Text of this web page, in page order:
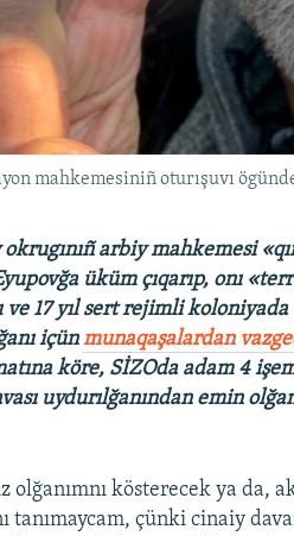
mahkemesiniñ oturışuvı
arbiy mahkemesi
üküm çıqarıp, onı
17 yıl sert rejimli
içünmunaqaşalardan
köre, SİZOda adam 4
uydurılğanından emin
olğanımnı kösterecek ya da,
tanımaycam, çünki cinaiy